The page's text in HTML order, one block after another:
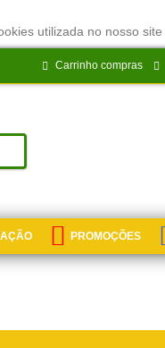
utilizada no nosso site
Carrinho compras
PROMOÇÕES